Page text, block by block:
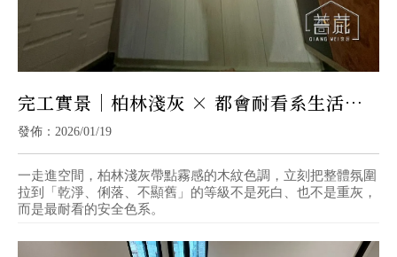
完工實景｜柏林淺灰 × 都會耐看系生活宅
｜高雄防水地板
發佈：2026/01/19
一走進空間，柏林淺灰帶點霧感的木紋色調，立刻把整體氛圍
拉到「乾淨、俐落、不顯舊」的等級不是死白、也不是重灰，
而是最耐看的安全色系。